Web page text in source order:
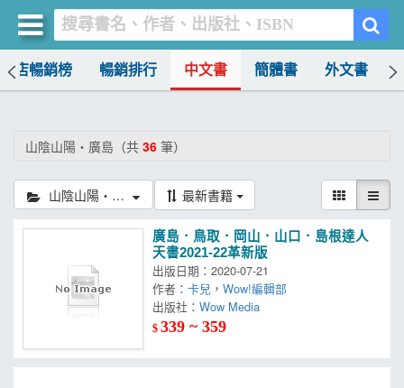
書店暢銷榜 暢銷排行 中文書 簡體書 外文書
山陰山陽‧廣島（共 36 筆）
山陰山陽‧廣島 最新書籍
廣島．鳥取．岡山．山口．島根達人
天書2021-22革新版
出版日期：2020-07-21
作者：卡兒 ，Wow!編輯部
出版社：
$339 ~ 359
買書網
書店暢銷榜
簡體書
外文書